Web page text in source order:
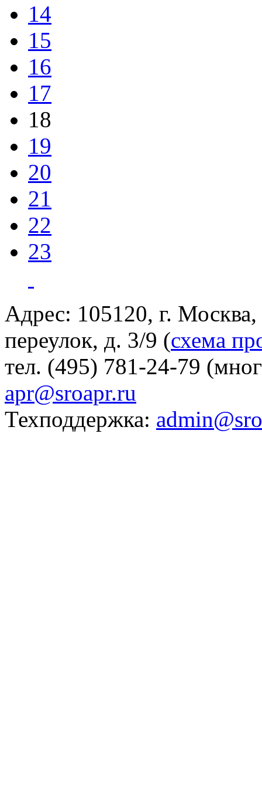
14
15
16
17
18
19
20
21
22
23
Адрес: 105120, г.
переулок, д. 3/9 (схема
тел. (495) 781-24-79
apr@sroapr.ru
Техподдержка: